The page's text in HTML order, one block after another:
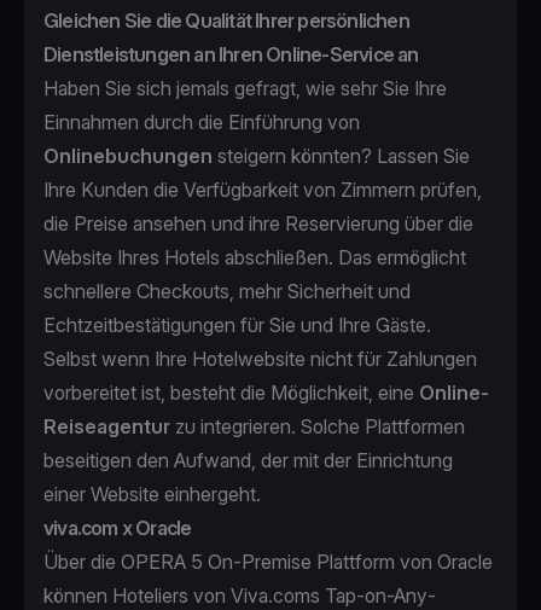
Gleichen Sie die Qualität Ihrer persönlichen
Dienstleistungen an Ihren Online-Service an
Haben Sie sich jemals gefragt, wie sehr Sie Ihre
Einnahmen durch die Einführung von
Onlinebuchungen steigern könnten? Lassen Sie
Ihre Kunden die Verfügbarkeit von Zimmern prüfen,
die Preise ansehen und ihre Reservierung über die
Website Ihres Hotels abschließen. Das ermöglicht
schnellere Checkouts, mehr Sicherheit und
Echtzeitbestätigungen für Sie und Ihre Gäste.
Selbst wenn Ihre Hotelwebsite nicht für Zahlungen
vorbereitet ist, besteht die Möglichkeit, eine Online-
Reiseagentur zu integrieren. Solche Plattformen
beseitigen den Aufwand, der mit der Einrichtung
einer Website einhergeht.
viva.com x Oracle
Über die OPERA 5 On-Premise Plattform von Oracle
können Hoteliers von Viva.coms Tap-on-Any-